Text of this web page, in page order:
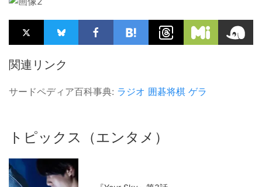
関連リンク
サードペディア百科事典: ラジオ 囲碁将棋 ゲラ
トピックス（エンタメ）